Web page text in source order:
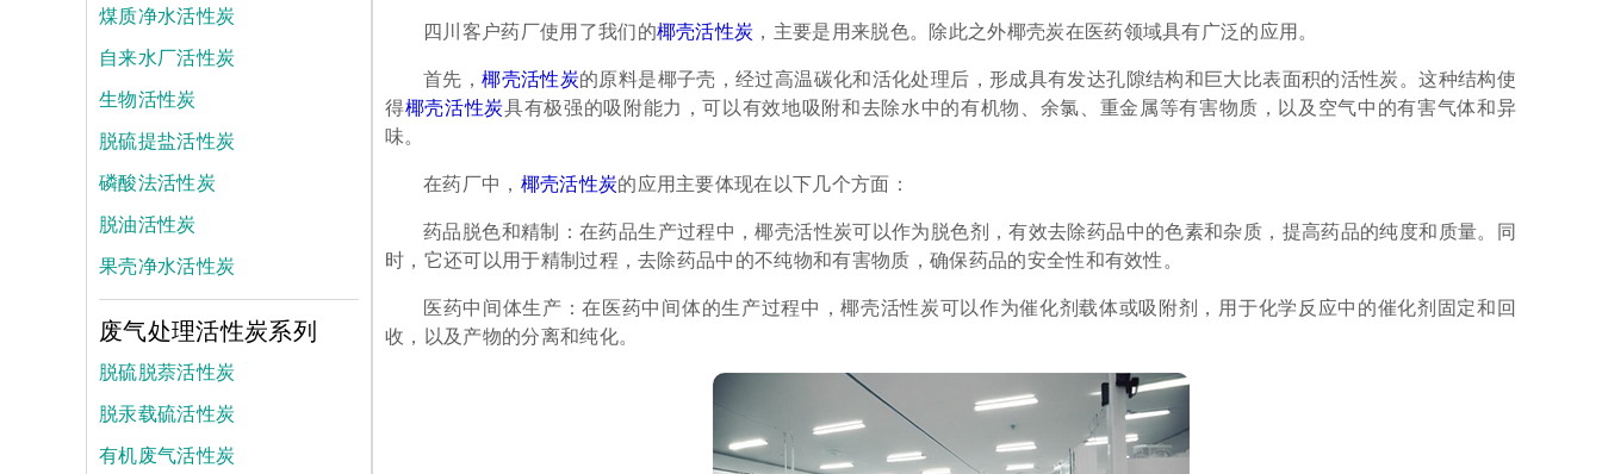
四川客户药厂使用了我们的椰壳活性炭 ，主要是用来脱色。除此之外椰壳炭在医药领域具有广泛的应用。
首先，椰壳活性炭的原料是椰子壳，经过高温碳化和活化处理后，形成具有发达孔隙结构和巨大比表面积的活性炭。这种结构使
得椰壳活性炭具有极强的吸附能力，可以有效地吸附和去除水中的有机物、余氯、重金属等有害物质，以及空气中的有害气体和异
味。
在药厂中， 椰壳活性炭的应用主要体现在以下几个方面：
药品脱色和精制：在药品生产过程中，椰壳活性炭可以作为脱色剂，有效去除药品中的色素和杂质，提高药品的纯度和质量。同
时，它还可以用于精制过程，去除药品中的不纯物和有害物质，确保药品的安全性和有效性。
医药中间体生产：在医药中间体的生产过程中，椰壳活性炭可以作为催化剂载体或吸附剂，用于化学反应中的催化剂固定和回
收，以及产物的分离和纯化。
煤质净水活性炭
自来水厂活性炭
生物活性炭
脱硫提盐活性炭
磷酸法活性炭
脱油活性炭
果壳净水活性炭
废气处理活性炭系列
脱硫脱萘活性炭
脱汞载硫活性炭
有机废气活性炭